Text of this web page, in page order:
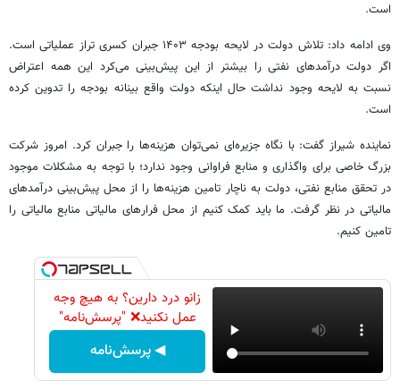
است.
وی ادامه داد: تلاش دولت در لایحه بودجه ۱۴۰۳ جبران کسری تراز عملیاتی است.
اگر دولت درآمدهای نفتی را بیشتر از این پیش‌بینی می‌کرد این همه اعتراض
نسبت به لایحه وجود نداشت حال اینکه دولت واقع بینانه بودجه را تدوین کرده
است.
نماینده شیراز گفت: با نگاه جزیره‌ای نمی‌توان هزینه‌ها را جبران کرد. امروز شرکت
بزرگ خاصی برای واگذاری و منابع فراوانی وجود ندارد؛ با توجه به مشکلات موجود
در تحقق منابع نفتی، دولت به ناچار تامین هزینه‌ها را از محل پیش‌بینی درآمدهای
مالیاتی در نظر گرفت. ما باید کمک کنیم از محل فرارهای مالیاتی منابع مالیاتی را
تامین کنیم.
زانو درد دارین؟ به هیچ وجه
عمل نکنید❌ "پرسش‌نامه"
◀ پرسش‌نامه